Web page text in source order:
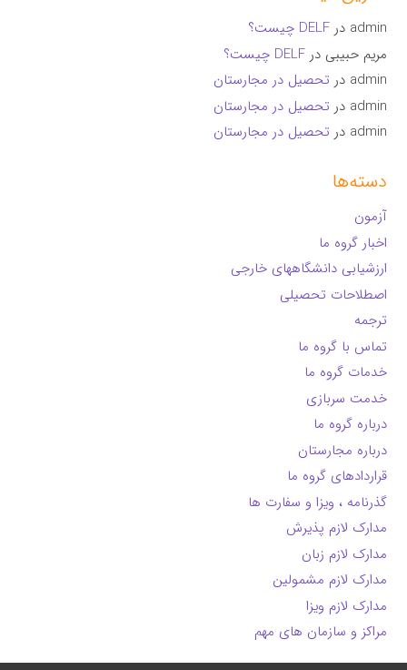
admin درDELF چیست؟
مریم حبیبی درDELF چیست؟
admin در تحصیل در مجارستان
admin در تحصیل در مجارستان
admin در تحصیل در مجارستان
دسته‌ها
آزمون
اخبار گروه ما
ارزشیابی دانشگاههای خارجی
اصطلاحات تحصیلی
ترجمه
تماس با گروه ما
خدمات گروه ما
خدمت سربازی
درباره گروه ما
درباره مجارستان
قراردادهای گروه ما
گذرنامه ، ویزا و سفارت ها
مدارک لازم پذیرش
مدارک لازم زبان
مدارک لازم مشمولین
مدارک لازم ویزا
مراکز و سازمان های مهم